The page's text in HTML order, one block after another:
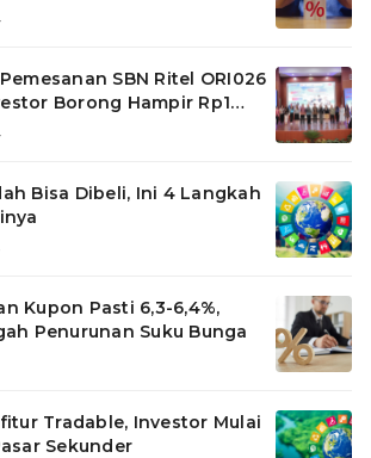
SBN Ritel ORI026
Borong Hampir Rp1
Bisa Dibeli, Ini 4 Langkah
Kupon Pasti 6,3-6,4%,
Penurunan Suku Bunga
Tradable, Investor Mulai
Sekunder